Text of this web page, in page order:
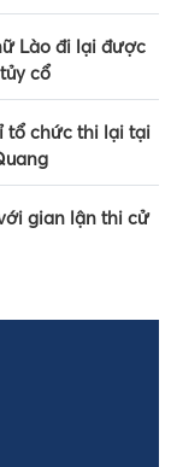
Lào đi lại được
cổ
tổ chức thi lại tại
gian lận thi cử